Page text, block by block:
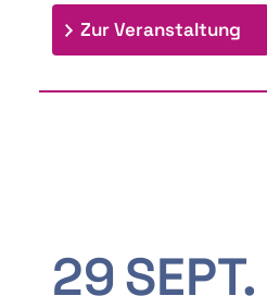
Zur Veranstaltung
29SEPT.